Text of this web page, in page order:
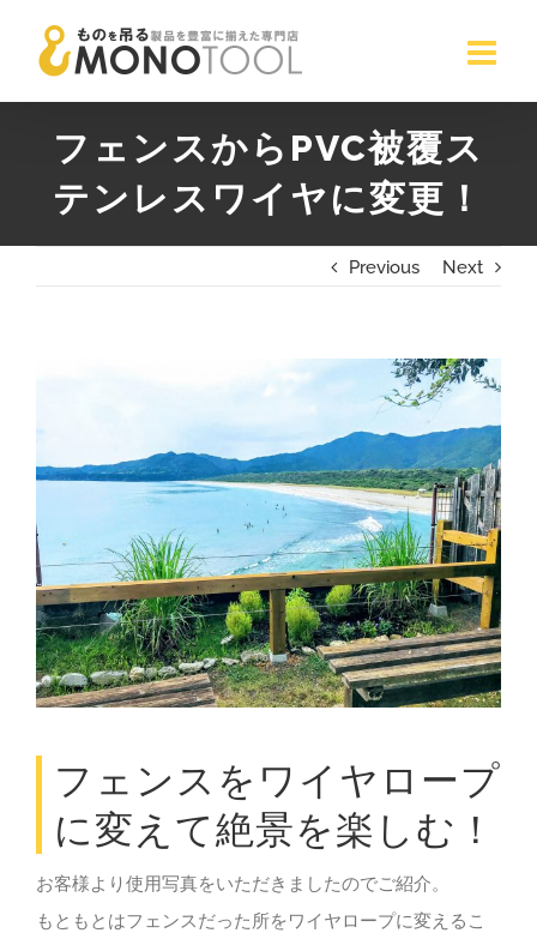
フェンスからPVC被覆ス
テンレスワイヤに変更！
Previous Next
フェンスをワイヤロープ
に変えて絶景を楽しむ！
お客様より使用写真をいただきましたのでご紹介。
もともとはフェンスだった所をワイヤロープに変えるこ